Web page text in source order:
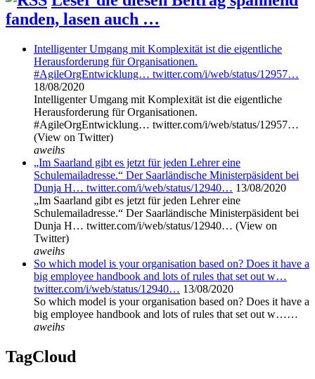
fanden, lasen auch …
Intelligenter Umgang mit Komplexität ist die eigentliche
Herausforderung für Organisationen.
#AgileOrgEntwicklung… twitter.com/i/web/status/12957…
18/08/2020
Intelligenter Umgang mit Komplexität ist die eigentliche
Herausforderung für Organisationen.
#AgileOrgEntwicklung… twitter.com/i/web/status/12957…
(View on Twitter)
aweihs
„Im Saarland gibt es jetzt für jeden Lehrer eine
Schulemailadresse.“ Der Saarländische Ministerpäsident bei
Dunja H… twitter.com/i/web/status/12940… 13/08/2020
„Im Saarland gibt es jetzt für jeden Lehrer eine
Schulemailadresse.“ Der Saarländische Ministerpäsident bei
Dunja H… twitter.com/i/web/status/12940… (View on
Twitter)
aweihs
So which model is your organisation based on? Does it have a
big employee handbook and lots of rules that set out w…
twitter.com/i/web/status/12940… 13/08/2020
So which model is your organisation based on? Does it have a
big employee handbook and lots of rules that set out w……
aweihs
TagCloud